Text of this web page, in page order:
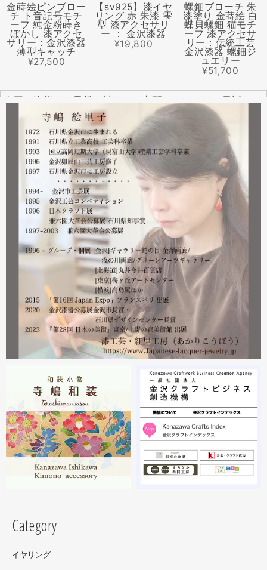
金蒔絵ピンブロー
チ ト音記号モチ
ーフ 純金粉蒔き
ぼかし 漆アクセ
サリー：金沢漆器
薄型キャッチ
¥27,500
【sv925】漆イヤ
リング 赤 朱漆 雫
型 漆アクセサリ
ー ： 金沢漆器
¥19,800
螺鈿ブローチ 朱
漆塗り 金蒔絵 白
蝶貝螺鈿 猫モチ
ーフ 漆アクセサ
リー：伝統工芸
金沢漆器 螺鈿ジ
ュエリー
¥51,700
全国の皆様より震災に対するご心配のメールやお電話をた
くさんいただきました。ありがとうございます。
幸い紅里工房にはそれほどの被害もなく、ただいま通常の
営業をしております。配送につきましても金沢から発送す
る分につきましては問題ありませんのでご安心ください。
皆様には多大なご心配をおかけしており心苦しいばかりで
はありますが、今後とも紅里工房をどうぞよろしくお願い
いたします。
漆工芸・紅里工房 寺嶋絵里子
2023.02
2月21日から27日まで 仙台三越で開催中の『第22回 金
沢・能登 美味と美技展』に出展しています。会場には作
者本人がおりますのでお近くの方はぜひ遊びにいらしてく
ださい。お待ちしております。
2月19日から23日まで 東京・上野の森美術館で開催中の
『第28回 日本の美術展』に出展しています。
2023.02
昨年初めからT-BASE銀座ギャラリーさんのご依頼で螺鈿
細工のソフビフィギュア装飾のお仕事させていただいてま
す。広面積への螺鈿細工や蒔絵となりますのでかなりの高
額品になりますがご好評のようで嬉しい限りです(^^)写真
はドラマに登場していたキャラクターです。
Category
イヤリング